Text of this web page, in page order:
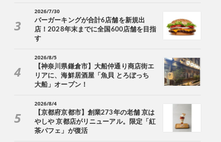
2026/7/30
バーガーキングが合計6店舗を新規出
店！2028年末までに全国600店舗を目指
す
2026/8/5
【神奈川県鎌倉市】大船仲通り商店街エ
リアに、海鮮居酒屋「魚貝 とろぼっち
大船」オープン！
2026/8/4
【京都府京都市】創業273年の老舗 京は
やしや 京都店がリニューアル。限定「紅
茶パフェ」が復活